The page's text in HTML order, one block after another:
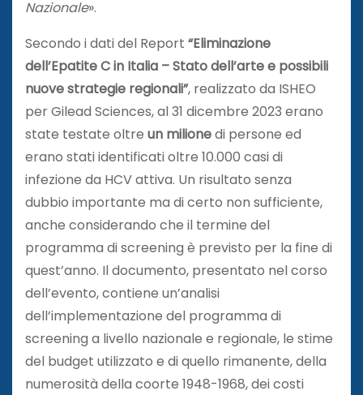
Nazionale».
Secondo i dati del Report “Eliminazione
dell’Epatite C in Italia – Stato dell’arte e possibili
nuove strategie regionali”, realizzato da ISHEO
per Gilead Sciences, al 31 dicembre 2023 erano
state testate oltre un milionedi persone ed
erano stati identificati oltre 10.000 casi di
infezione da HCV attiva. Un risultato senza
dubbio importante ma di certo non sufficiente,
anche considerando che il termine del
programma di screening è previsto per la fine di
quest’anno. Il documento, presentato nel corso
dell’evento, contiene un’analisi
dell’implementazione del programma di
screening a livello nazionale e regionale, le stime
del budget utilizzato e di quello rimanente, della
numerosità della coorte 1948-1968, dei costi